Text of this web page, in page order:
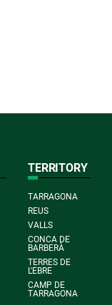
TERRITORY
TARRAGONA
REUS
VALLS
CONCA DE
BARBERÀ
TERRES DE
L'EBRE
CAMP DE
TARRAGONA